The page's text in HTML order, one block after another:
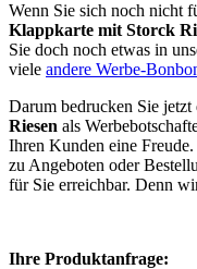
Wenn Sie sich noch nicht
Klappkarte mit Storck
Sie doch noch etwas in
viele andere Werbe-
Darum bedrucken Sie jetzt
Riesen als
Ihren Kunden eine
zu Angeboten oder
für Sie erreichbar. Denn
Ihre Produktanfrage: